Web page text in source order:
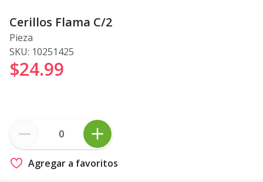
Cerillos Flama C/2
Pieza
SKU: 10251425
$24.99
Agregar a favoritos